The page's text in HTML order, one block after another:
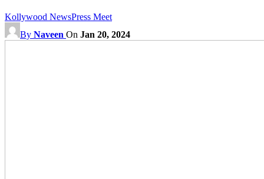
Kollywood NewsPress Meet
By Naveen On Jan 20, 2024